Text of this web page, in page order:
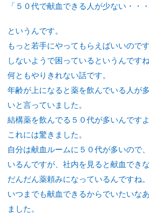
「５０代で献血できる人が少ない・・・
というんです。
もっと若手にやってもらえばいいので
しないようで困っているというんですね
何ともやりきれない話です。
年齢が上になると薬を飲んでいる人が
いと言っていました。
結構薬を飲んでる５０代が多いんですよ
これには驚きました。
自分は献血ルームに５０代が多いので
いるんですが、社内を見ると献血でき
だんだん薬頼みになっているんですね。
いつまでも献血できるからでいたいな
ました。